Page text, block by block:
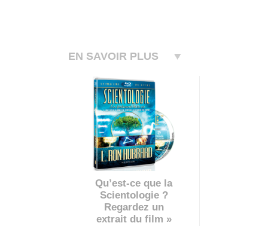
EN SAVOIR PLUS
Qu’est-ce que la
Scientologie ?
Regardez un
extrait du film »